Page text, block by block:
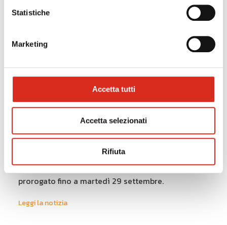
Statistiche
Marketing
Accetta tutti
Accetta selezionati
Rifiuta
Sviluppo Economico ha precisato che le domande
intermediari finanziari a decorrere dalla data del
17 luglio 2020 [...]
21/09/2020
Lombardia: Bando Archè prorogato fino al
29 settembre
Il bando Archè di Regione Lombardia, rivolto alle
start up innovative, culturali e creative, è stato
prorogato fino a martedì 29 settembre.
Leggi la notizia